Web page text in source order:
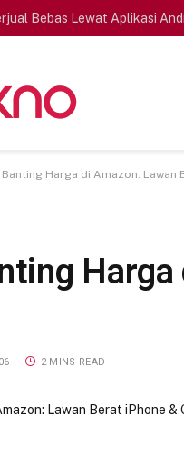
Bebas Lewat Aplikasi
Banting Harga di Amazon: Lawan
2 MINS READ